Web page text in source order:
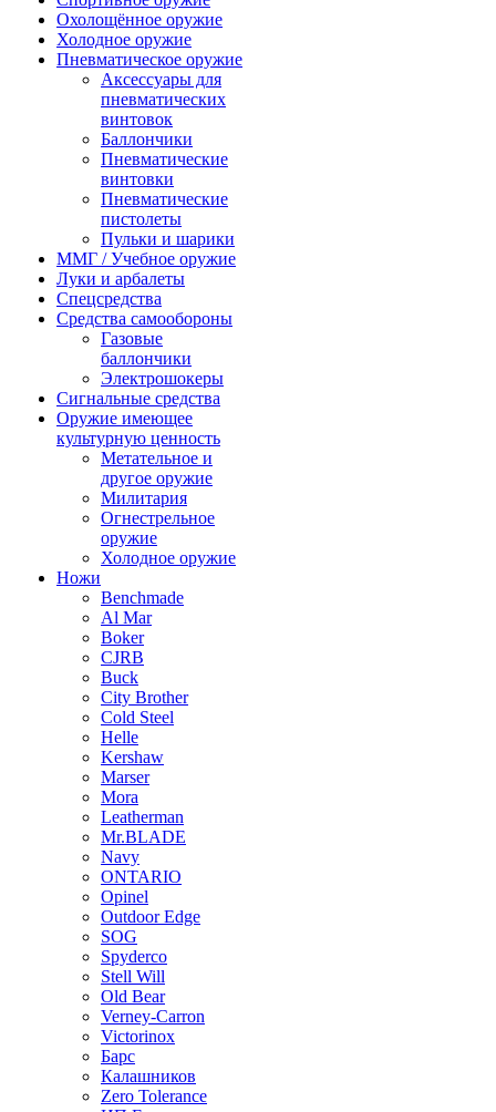
Охолощённое оружие
Холодное оружие
Пневматическое оружие
Аксессуары для
пневматических
винтовок
Баллончики
Пневматические
винтовки
Пневматические
пистолеты
Пульки и шарики
ММГ / Учебное оружие
Луки и арбалеты
Спецсредства
Средства самообороны
Газовые
баллончики
Электрошокеры
Сигнальные средства
Оружие имеющее
культурную ценность
Метательное и
другое оружие
Милитария
Огнестрельное
оружие
Холодное оружие
Ножи
Benchmade
Al Mar
Boker
CJRB
Buck
City Brother
Cold Steel
Helle
Kershaw
Marser
Mora
Leatherman
Mr.BLADE
Navy
ONTARIO
Opinel
Outdoor Edge
SOG
Spyderco
Stell Will
Old Bear
Verney-Carron
Victorinox
Барс
Калашников
Zero Tolerance